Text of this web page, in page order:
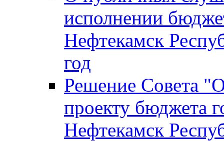
исполнении
Нефтекамск
год
Решение Совета
проекту бюджета
Нефтекамск